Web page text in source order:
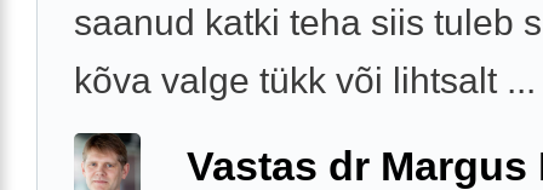
saanud katki teha siis tuleb
kõva valge tükk või lihtsalt ...
Vastas dr Margus